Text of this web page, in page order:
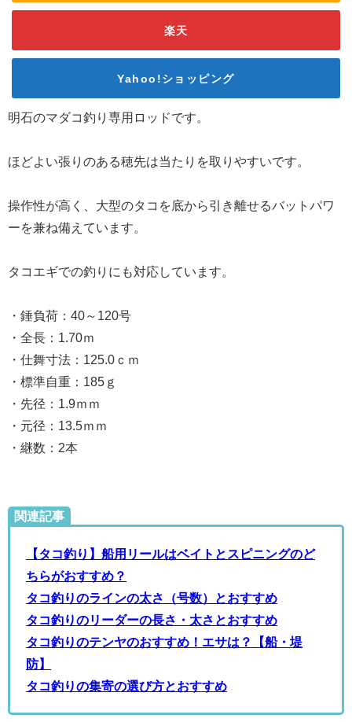
楽天
Yahoo!ショッピング
明石のマダコ釣り専用ロッドです。
ほどよい張りのある穂先は当たりを取りやすいです。
操作性が高く、大型のタコを底から引き離せるバットパワ
ーを兼ね備えています。
タコエギでの釣りにも対応しています。
・錘負荷：40～120号
・全長：1.70ｍ
・仕舞寸法：125.0ｃｍ
・標準自重：185ｇ
・先径：1.9ｍｍ
・元径：13.5ｍｍ
・継数：2本
関連記事
【タコ釣り】船用リールはベイトとスピニングのど
ちらがおすすめ？
タコ釣りのラインの太さ（号数）とおすすめ
タコ釣りのリーダーの長さ・太さとおすすめ
タコ釣りのテンヤのおすすめ！エサは？【船・堤
防】
タコ釣りの集寄の選び方とおすすめ